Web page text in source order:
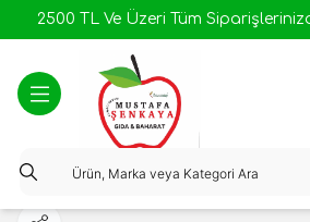
2500 TL Ve Üzeri Tüm